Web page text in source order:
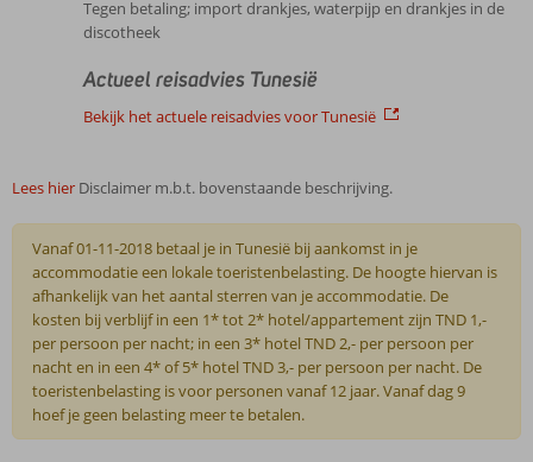
Tegen betaling; import drankjes, waterpijp en drankjes in de
discotheek
Actueel reisadvies Tunesië
Bekijk het actuele reisadvies voor Tunesië
Lees hier Disclaimer m.b.t. bovenstaande beschrijving.
Vanaf 01-11-2018 betaal je in Tunesië bij aankomst in je
accommodatie een lokale toeristenbelasting. De hoogte hiervan is
afhankelijk van het aantal sterren van je accommodatie. De
kosten bij verblijf in een 1* tot 2* hotel/appartement zijn TND 1,-
per persoon per nacht; in een 3* hotel TND 2,- per persoon per
nacht en in een 4* of 5* hotel TND 3,- per persoon per nacht. De
toeristenbelasting is voor personen vanaf 12 jaar. Vanaf dag 9
hoef je geen belasting meer te betalen.